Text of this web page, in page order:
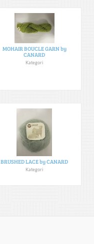
MOHAIR BOUCLE GARN by
CANARD
Kategori
BRUSHED LACE by CANARD
Kategori